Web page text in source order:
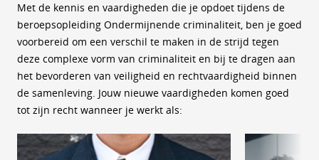
Met de kennis en vaardigheden die je opdoet tijdens de
beroepsopleiding Ondermijnende criminaliteit, ben je goed
voorbereid om een verschil te maken in de strijd tegen
deze complexe vorm van criminaliteit en bij te dragen aan
het bevorderen van veiligheid en rechtvaardigheid binnen
de samenleving. Jouw nieuwe vaardigheden komen goed
tot zijn recht wanneer je werkt als: